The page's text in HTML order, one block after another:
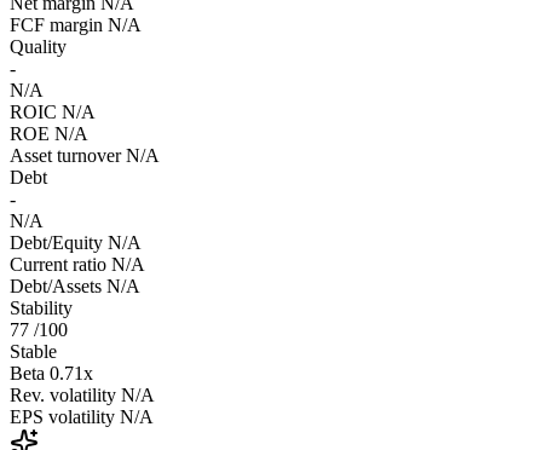
FCF margin N/A
Quality
-
N/A
ROIC N/A
ROE N/A
Asset turnover N/A
Debt
-
N/A
Debt/Equity N/A
Current ratio N/A
Debt/Assets N/A
Stability
77 /100
Stable
Beta 0.71x
Rev. volatility N/A
EPS volatility N/A